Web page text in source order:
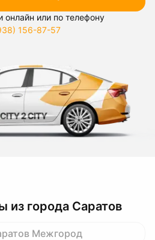
онлайн или по телефону
156-87-57
из города Саратов
Межгород